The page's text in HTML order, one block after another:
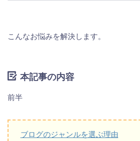
こんなお悩みを解決します。
本記事の内容
前半
ブログのジャンルを選ぶ理由